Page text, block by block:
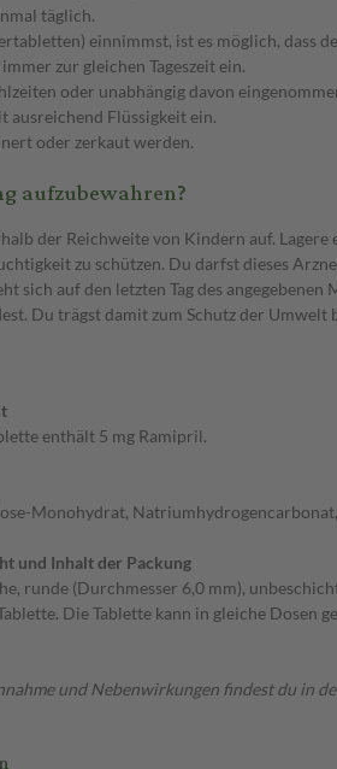
täglich.
einnimmst, ist es möglich,
zur gleichen Tageszeit ein.
oder unabhängig davon
ausreichend Flüssigkeit ein.
oder zerkaut werden.
aufzubewahren?
der Reichweite von Kindern auf.
zu schützen. Du darfst dieses
sich auf den letzten Tag des
Du trägst damit zum Schutz der Umwelt
enthält 5 mg Ramipril.
Monohydrat,
und Inhalt der Packung
runde (Durchmesser 6,0 mm),
Die Tablette kann in gleiche
und Nebenwirkungen findest du in